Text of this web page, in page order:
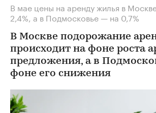
В мае цены на аренду жилья в
2,4%, а в Подмосковье — на 0,7%
В Москве подорожание
происходит на фоне роста
предложения, а в
фоне его снижения